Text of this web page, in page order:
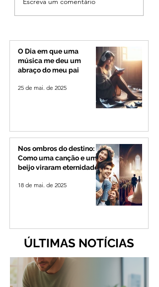
Quinca Mariano muda
rotina de turistas e
Minas e Goiás
O Dia em que uma
música me deu um
abraço do meu pai
25 de mai. de 2025
Nos ombros do destino:
Como uma canção e um
beijo viraram eternidade
18 de mai. de 2025
ÚLTIMAS NOTÍCIAS